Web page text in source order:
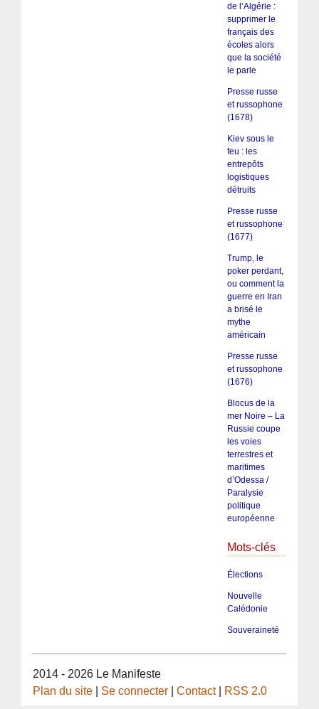
de l’Algérie :
supprimer le
français des
écoles alors
que la société
le parle
Presse russe
et russophone
(1678)
Kiev sous le
feu : les
entrepôts
logistiques
détruits
Presse russe
et russophone
(1677)
Trump, le
poker perdant,
ou comment la
guerre en Iran
a brisé le
mythe
américain
Presse russe
et russophone
(1676)
Blocus de la
mer Noire – La
Russie coupe
les voies
terrestres et
maritimes
d’Odessa /
Paralysie
politique
européenne
Mots-clés
Élections
Nouvelle
Calédonie
Souveraineté
2014 - 2026 Le Manifeste
Plan du site
Se connecter |Contact| RSS 2.0